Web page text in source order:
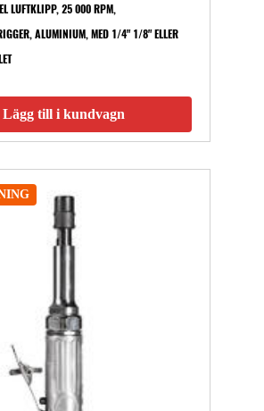
LUFTKLIPP, 25 000 RPM,
ALUMINIUM, MED 1/4" 1/8" ELLER
Lägg till i kundvagn